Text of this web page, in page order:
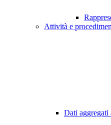
Attività e
Dati aggregati